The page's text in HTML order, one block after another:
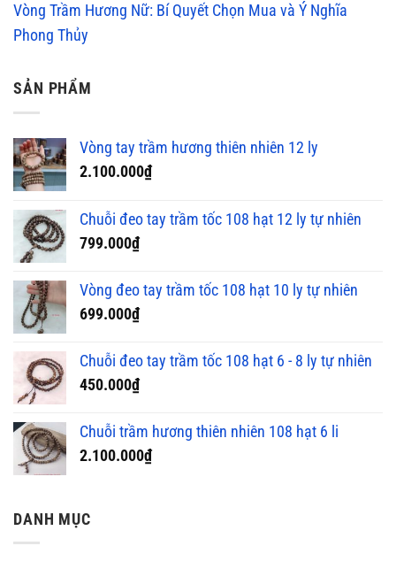
Vòng Trầm Hương Nữ: Bí Quyết Chọn Mua và Ý Nghĩa
Phong Thủy
SẢN PHẨM
Vòng tay trầm hương thiên nhiên 12 ly
2.100.000₫
Chuỗi đeo tay trầm tốc 108 hạt 12 ly tự nhiên
799.000₫
Vòng đeo tay trầm tốc 108 hạt 10 ly tự nhiên
699.000₫
Chuỗi đeo tay trầm tốc 108 hạt 6 - 8 ly tự nhiên
450.000₫
Chuỗi trầm hương thiên nhiên 108 hạt 6 li
2.100.000₫
DANH MỤC